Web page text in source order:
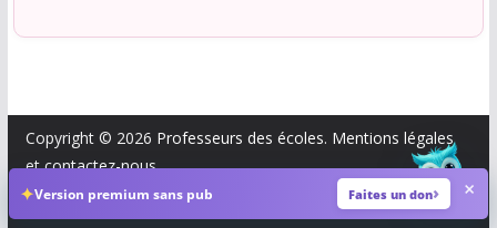
Copyright © 2026 Professeurs des écoles. Mentions légales
etcontactez-nous.
Demande moi quelque chose... ×
✦Version premium sans pub Faites un don ×